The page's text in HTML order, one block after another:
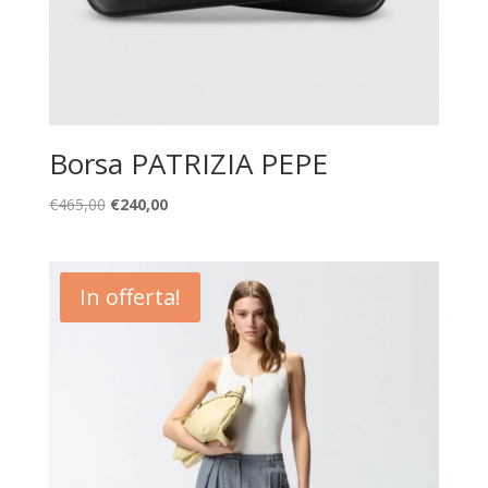
Borsa PATRIZIA PEPE
€465,00 Il
era:
€465,00.
€240,00Il
è:
€240,00.
In offerta!